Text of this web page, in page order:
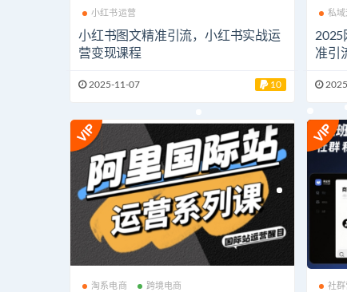
小红书运营
小红书图文精准引流，小红书实战运
营变现课程
2025-11-07 10
私域
2025
准引
淘系电商 跨境电商 社群